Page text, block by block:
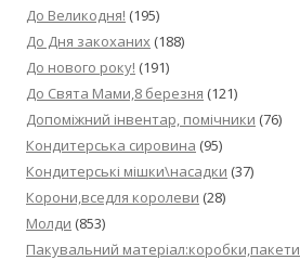
До Великодня! (195)
До Дня закоханих (188)
До нового року! (191)
До Свята Мами,8 березня (121)
Допоміжний інвентар, помічники (76)
Кондитерська сировина (95)
Кондитерські мішки\насадки (37)
Корони,вседля королеви (28)
Молди (853)
Пакувальний матеріал:коробки,пакети